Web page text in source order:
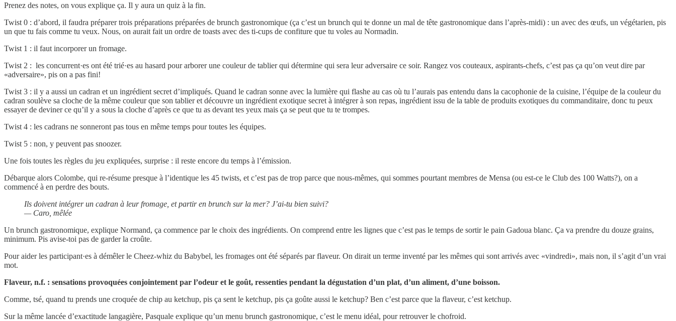
Prenez des notes, on vous explique ça. Il y aura un quiz à la fin.
Twist 0 : d’abord, il faudra préparer trois préparations préparées de brunch gastronomique (ça c’est un brunch qui te donne un mal de tête gastronomique dans l’après-midi) : un avec des œufs, un végétarien, pis
un que tu fais comme tu veux. Nous, on aurait fait un ordre de toasts avec des ti-cups de confiture que tu voles au Normadin.
Twist 1 : il faut incorporer un fromage.
Twist 2 : les concurrent·es ont été trié·es au hasard pour arborer une couleur de tablier qui détermine qui sera leur adversaire ce soir. Rangez vos couteaux, aspirants-chefs, c’est pas ça qu’on veut dire par
«adversaire», pis on a pas fini!
Twist 3 : il y a aussi un cadran et un ingrédient secret d’impliqués. Quand le cadran sonne avec la lumière qui flashe au cas où tu l’aurais pas entendu dans la cacophonie de la cuisine, l’équipe de la couleur du
cadran soulève sa cloche de la même couleur que son tablier et découvre un ingrédient exotique secret à intégrer à son repas, ingrédient issu de la table de produits exotiques du commanditaire, donc tu peux
essayer de deviner ce qu’il y a sous la cloche d’après ce que tu as devant tes yeux mais ça se peut que tu te trompes.
Twist 4 : les cadrans ne sonneront pas tous en même temps pour toutes les équipes.
Twist 5 : non, y peuvent pas snoozer.
Une fois toutes les règles du jeu expliquées, surprise : il reste encore du temps à l’émission.
Débarque alors Colombe, qui re-résume presque à l’identique les 45 twists, et c’est pas de trop parce que nous-mêmes, qui sommes pourtant membres de Mensa (ou est-ce le Club des 100 Watts?), on a
commencé à en perdre des bouts.
Ils doivent intégrer un cadran à leur fromage, et partir en brunch sur la mer? J’ai-tu bien suivi?
— Caro, mêlée
Un brunch gastronomique, explique Normand, ça commence par le choix des ingrédients. On comprend entre les lignes que c’est pas le temps de sortir le pain Gadoua blanc. Ça va prendre du douze grains,
minimum. Pis avise-toi pas de garder la croûte.
Pour aider les participant·es à démêler le Cheez-whiz du Babybel, les fromages ont été séparés par flaveur. On dirait un terme inventé par les mêmes qui sont arrivés avec «vindredi», mais non, il s’agit d’un vrai
mot.
Flaveur, n.f. : sensations provoquées conjointement par l’odeur et le goût, ressenties pendant la dégustation d’un plat, d’un aliment, d’une boisson.
Comme, tsé, quand tu prends une croquée de chip au ketchup, pis ça sent le ketchup, pis ça goûte aussi le ketchup? Ben c’est parce que la flaveur, c’est ketchup.
Sur la même lancée d’exactitude langagière, Pasquale explique qu’un menu brunch gastronomique, c’est le menu idéal, pour retrouver le chofroid.